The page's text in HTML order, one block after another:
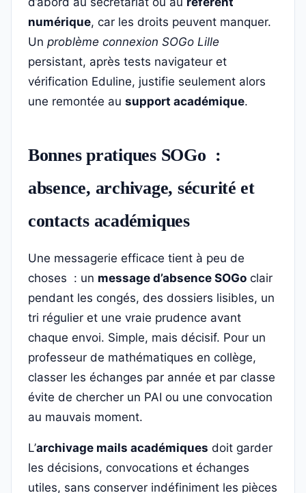
numérique, car les droits peuvent manquer.
Un problème connexion SOGo Lille
persistant, après tests navigateur et
vérification Eduline, justifie seulement alors
une remontée au support académique.
Bonnes pratiques SOGo :
absence, archivage, sécurité et
contacts académiques
Une messagerie efficace tient à peu de
choses : un message d’absence SOGo clair
pendant les congés, des dossiers lisibles, un
tri régulier et une vraie prudence avant
chaque envoi. Simple, mais décisif. Pour un
professeur de mathématiques en collège,
classer les échanges par année et par classe
évite de chercher un PAI ou une convocation
au mauvais moment.
L’archivage mails académiques doit garder
les décisions, convocations et échanges
utiles, sans conserver indéfiniment les pièces